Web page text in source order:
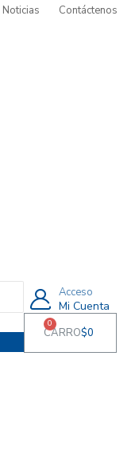
Noticias
Contáctenos
Acceso
Mi Cuenta
$0
0
CARRO